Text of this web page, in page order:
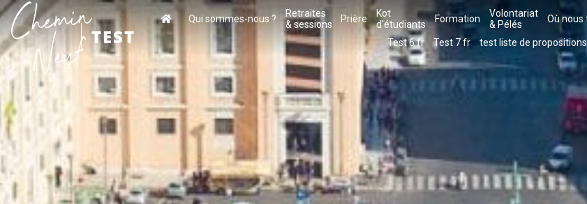
TEST
Qui sommes-nous ?
Retraites
& sessions
Prière
Kot
d’étudiants
Formation
Volontariat
& Pélés
Où nous
Test 6 fr Test 7 fr test liste de propositions